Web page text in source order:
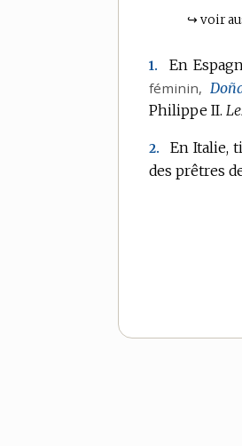
↪ voir
1. En
féminin,
Philippe II.
2. En Italie,
des prêtres